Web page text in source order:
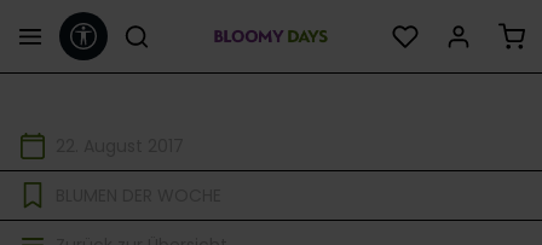
springenWerkzeugleiste anzeigen